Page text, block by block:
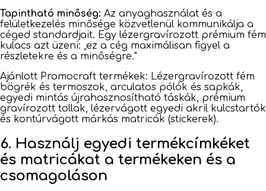
Tapintható minőség: Az anyaghasználat és a
felületkezelés minősége közvetlenül kommunikálja a
céged standardjait. Egy lézergravírozott prémium fém
kulacs azt üzeni: „ez a cég maximálisan figyel a
részletekre és a minőségre."
Ajánlott Promocraft termékek: Lézergravírozott fém
bögrék és termoszok, arculatos pólók és sapkák,
egyedi mintás újrahasznosítható táskák, prémium
gravírozott tollak, lézervágott egyedi akril kulcstartók
és kontúrvágott márkás matricák (stickerek).
6. Használj egyedi termékcímkéket
és matricákat a termékeken és a
csomagoláson